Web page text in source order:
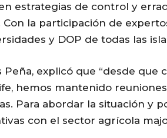
estrategias de control y
la participación de
y DOP de todas las
Peña, explicó que “desde
hemos mantenido
Para abordar la situación y
con el sector agrícola